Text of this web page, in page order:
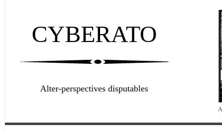
CYBERATO
Alter-perspectives disputables